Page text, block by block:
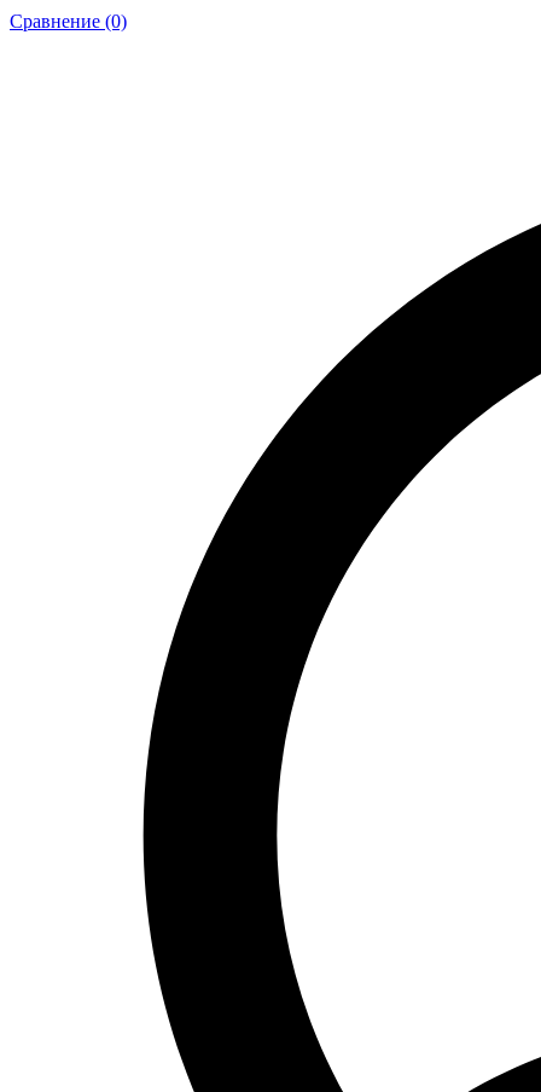
Сравнение (0)